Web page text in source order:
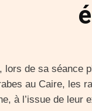
lors de sa séance
au Caire, les
à l’issue de leur